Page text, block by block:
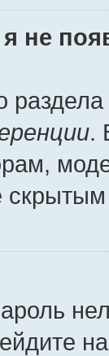
не
.